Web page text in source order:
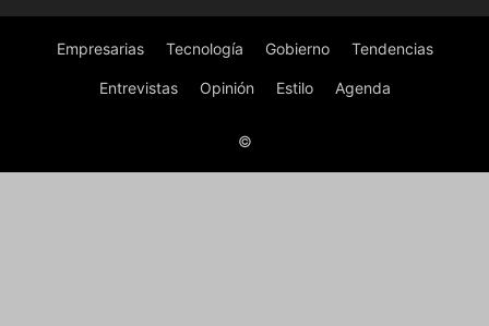
Empresarias Tecnología Gobierno Tendencias
Entrevistas Opinión Estilo Agenda
©